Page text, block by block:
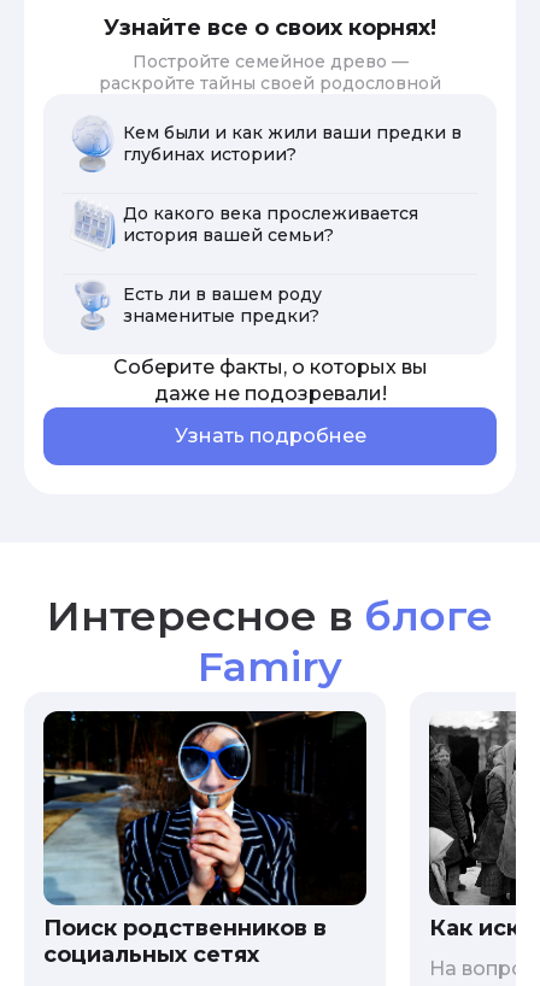
Узнайте все о своих корнях!
Постройте семейное древо —
раскройте тайны своей родословной
Кем были и как жили ваши предки в
глубинах истории?
До какого века прослеживается
история вашей семьи?
Есть ли в вашем роду
знаменитые предки?
Соберите факты, о которых вы
даже не подозревали!
Узнать подробнее
Интересное в блоге
Famiry
Поиск родственников в
социальных сетях
Как
На вопрос